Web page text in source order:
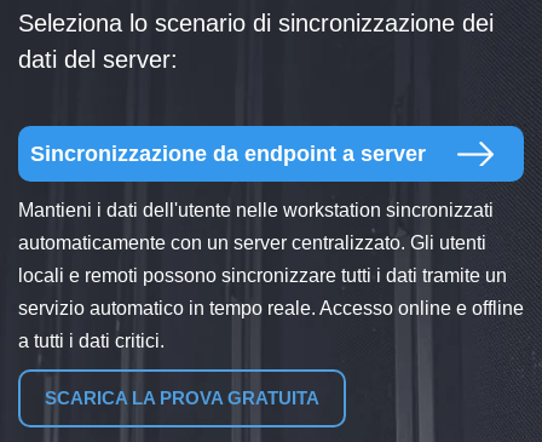
Seleziona lo scenario di sincronizzazione dei
dati del server:
Sincronizzazione da endpoint a server
Mantieni i dati dell'utente nelle workstation sincronizzati
automaticamente con un server centralizzato. Gli utenti
locali e remoti possono sincronizzare tutti i dati tramite un
servizio automatico in tempo reale. Accesso online e offline
a tutti i dati critici.
SCARICA LA PROVA GRATUITA